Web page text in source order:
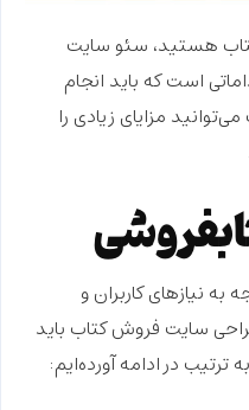
هستید، سئو سایت
است که باید انجام
مزایای زیادی را
به نیازهای کاربران و
سایت فروش کتاب باید
در ادامه آورده‌ایم: